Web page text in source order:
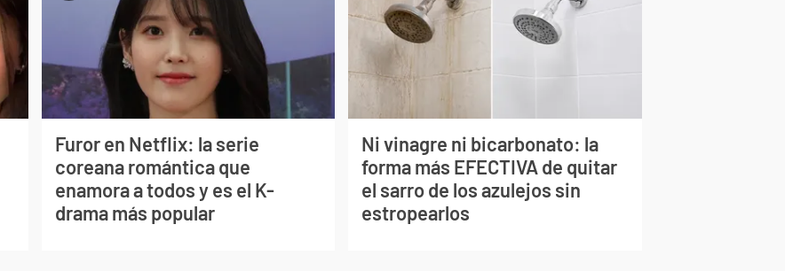
Furor en Netflix: la serie
coreana romántica que
enamora a todos y es el K-
drama más popular
Ni vinagre ni bicarbonato: la
forma más EFECTIVA de quitar
el sarro de los azulejos sin
estropearlos